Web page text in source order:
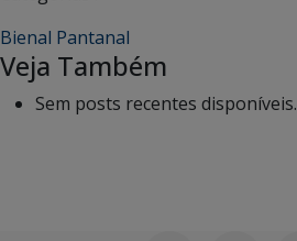
Bienal Pantanal
Veja Também
Sem posts recentes disponíveis.